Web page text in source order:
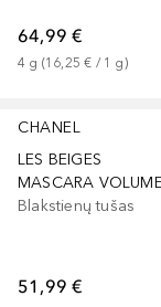
64,99 €
4 g (16,25 € / 1 g)
CHANEL
LES BEIGES
Blakstienų tušas
51,99 €